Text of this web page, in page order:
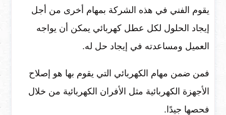
يقوم الفني في هذه الشركة بمهام أخرى من أجل
إيجاد الحلول لكل عطل كهربائي يمكن أن يواجه
العميل ومساعدته في إيجاد حل له.
فمن ضمن مهام الكهربائي التي يقوم بها هو إصلاح
الأجهزة الكهربائية مثل الأفران الكهربائية من خلال
فحصها جيدًا.